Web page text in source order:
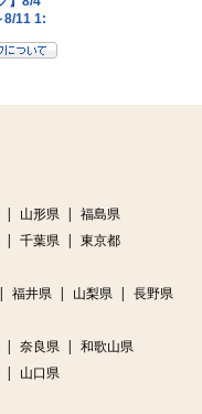
山形県
福島県
千葉県
東京都
福井県 山梨県
長野県
奈良県
和歌山県
山口県